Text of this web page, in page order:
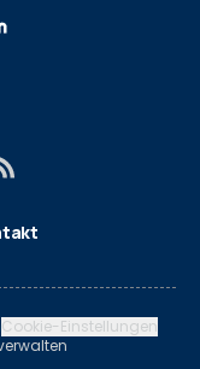
Cookie-Einstellungen